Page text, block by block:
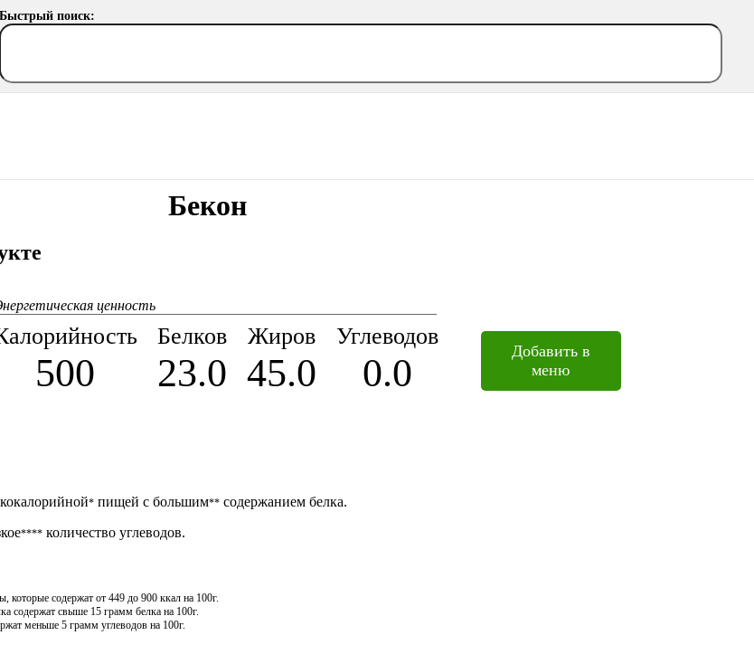
Быстрый поиск:
Бекон
ценность
500
Белков
23.0
Жиров
45.0
Углеводов
0.0
Добавить в
меню
*пищей с большим**содержанием белка.
****количество углеводов.
содержат от 449 до 900 ккал на 100г.
содержат свыше 15 грамм белка на 100г.
меньше 5 грамм углеводов на 100г.